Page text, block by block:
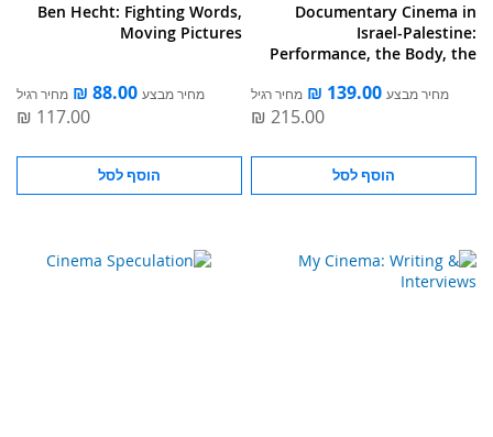
Documentary Cinema in
Israel-Palestine:
Performance, the Body, the
מחיר מבצע מחיר רגיל
הוסף לסל
Ben Hecht: Fighting Words,
Moving Pictures
מחיר מבצע מחיר רגיל
הוסף לסל